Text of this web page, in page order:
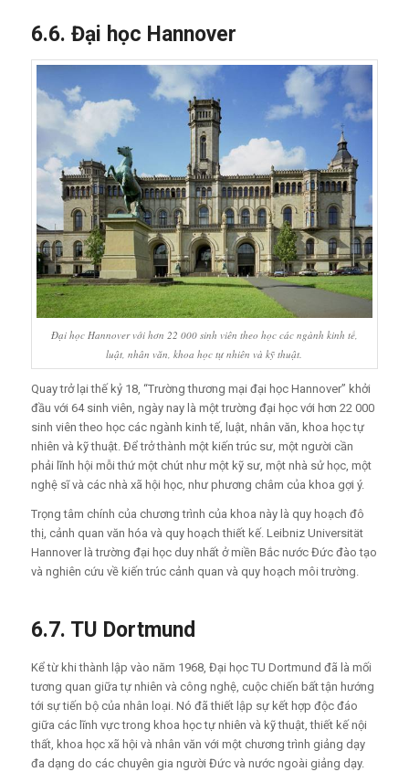
6.6. Đại học Hannover
Đại học Hannover với hơn 22 000 sinh viên theo học các ngành kinh tế,
luật, nhân văn, khoa học tự nhiên và kỹ thuật.
Quay trở lại thế kỷ 18, “Trường thương mại đại học Hannover” khởi
đầu với 64 sinh viên, ngày nay là một trường đại học với hơn 22 000
sinh viên theo học các ngành kinh tế, luật, nhân văn, khoa học tự
nhiên và kỹ thuật. Để trở thành một kiến ​​trúc sư, một người cần
phải lĩnh hội mỗi thứ một chút như một kỹ sư, một nhà sử học, một
nghệ sĩ và các nhà xã hội học, như phương châm của khoa gợi ý.
Trọng tâm chính của chương trình của khoa này là quy hoạch đô
thị, cảnh quan văn hóa và quy hoạch thiết kế. Leibniz Universität
Hannover là trường đại học duy nhất ở miền Bắc nước Đức đào tạo
và nghiên cứu về kiến trúc cảnh quan và quy hoạch môi trường.
6.7. TU Dortmund
Kể từ khi thành lập vào năm 1968, Đại học TU Dortmund đã là mối
tương quan giữa tự nhiên và công nghệ, cuộc chiến bất tận hướng
tới sự tiến bộ của nhân loại. Nó đã thiết lập sự kết hợp độc đáo
giữa các lĩnh vực trong khoa học tự nhiên và kỹ thuật, thiết kế nội
thất, khoa học xã hội và nhân văn với một chương trình giảng dạy
đa dạng do các chuyên gia người Đức và nước ngoài giảng dạy.